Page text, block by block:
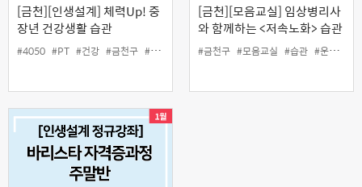
[금천][인생설계] 체력Up! 중
장년 건강생활 습관
#4050 #PT #건강 #금천구 #운동 #중장년 #체력
[금천][모음교실] 임상병리사
와 함께하는 <저속노화> 습관
만들기
#금천구 #모음교실 #습관 #운동